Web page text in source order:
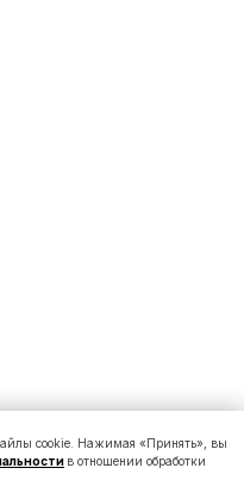
cookie. Нажимая «Принять», вы
в отношении обработки